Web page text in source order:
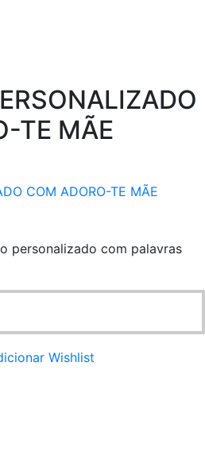
TE MÃE
COM ADORO-TE MÃE
personalizado com palavras
Wishlist